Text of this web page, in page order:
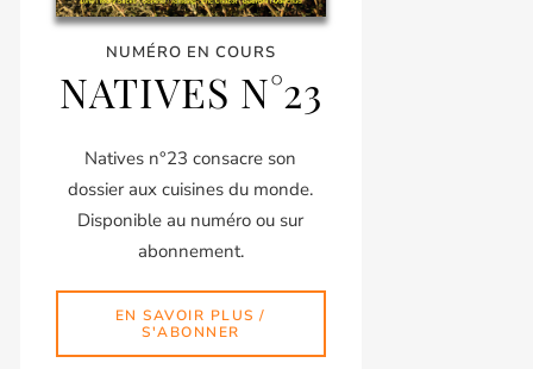
NUMÉRO EN COURS
NATIVES N°23
Natives n°23 consacre son
dossier aux cuisines du monde.
Disponible au numéro ou sur
abonnement.
EN SAVOIR PLUS /
S'ABONNER